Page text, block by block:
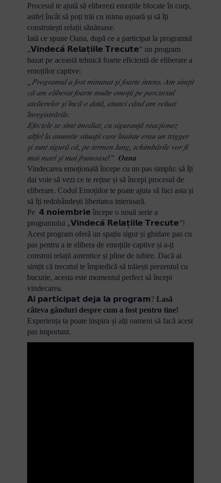
Procesul te ajută să eliberezi emoțiile blocate în corp,
astfel încât să poți trăi cu inima ușoară și să îți
construiești relații sănătoase.
Iată ce spune Oana, după ce a participat la programul
„𝗩𝗶𝗻𝗱𝗲𝗰𝗮̆ 𝗥𝗲𝗹𝗮𝘁̦𝗶𝗶𝗹𝗲 𝗧𝗿𝗲𝗰𝘂𝘁𝗲” un program
bazat pe această tehnică foarte eficientă de eliberare a
emoțiilor captive:
„𝑃𝑟𝑜𝑔𝑟𝑎𝑚𝑢𝑙 𝑎 𝑓𝑜𝑠𝑡 𝑚𝑖𝑛𝑢𝑛𝑎𝑡 𝑠̦𝑖 𝑓𝑜𝑎𝑟𝑡𝑒 𝑖𝑛𝑡𝑒𝑛𝑠. 𝐴𝑚 𝑠𝑖𝑚𝑡̦𝑖𝑡
𝑐𝑎̆ 𝑎𝑚 𝑒𝑙𝑖𝑏𝑒𝑟𝑎𝑡 𝑓𝑜𝑎𝑟𝑡𝑒 𝑚𝑢𝑙𝑡𝑒 𝑒𝑚𝑜𝑡̦𝑖𝑖 𝑝𝑒 𝑝𝑎𝑟𝑐𝑢𝑟𝑠𝑢𝑙
𝑎𝑡𝑒𝑙𝑖𝑒𝑟𝑒𝑙𝑜𝑟 𝑠̦𝑖 𝑖̂𝑛𝑐𝑎̆ 𝑜 𝑑𝑎𝑡𝑎̆, 𝑎𝑡𝑢𝑛𝑐𝑖 𝑐𝑎̂𝑛𝑑 𝑎𝑚 𝑟𝑒𝑙𝑢𝑎𝑡
𝑖̂𝑛𝑟𝑒𝑔𝑖𝑠𝑡𝑟𝑎̆𝑟𝑖𝑙𝑒.
𝐸𝑓𝑒𝑐𝑡𝑒𝑙𝑒 𝑠𝑒 𝑠𝑖𝑚𝑡 𝑖𝑚𝑒𝑑𝑖𝑎𝑡, 𝑐𝑢 𝑠𝑖𝑔𝑢𝑟𝑎𝑛𝑡̦𝑎̆ 𝑟𝑒𝑎𝑐𝑡̦𝑖𝑜𝑛𝑒𝑧
𝑎𝑙𝑡𝑓𝑒𝑙 𝑙𝑎 𝑎𝑛𝑢𝑚𝑖𝑡𝑒 𝑠𝑖𝑡𝑢𝑎𝑡̦𝑖𝑖 𝑐𝑎𝑟𝑒 𝑖̂𝑛𝑎𝑖𝑛𝑡𝑒 𝑒𝑟𝑎𝑢 𝑢𝑛 𝑡𝑟𝑖𝑔𝑔𝑒𝑟
𝑠̦𝑖 𝑠𝑢𝑛𝑡 𝑠𝑖𝑔𝑢𝑟𝑎̆ 𝑐𝑎̆, 𝑝𝑒 𝑡𝑒𝑟𝑚𝑒𝑛 𝑙𝑢𝑛𝑔, 𝑠𝑐ℎ𝑖𝑚𝑏𝑎̆𝑟𝑖𝑙𝑒 𝑣𝑜𝑟 𝑓𝑖
𝑚𝑎𝑖 𝑚𝑎𝑟𝑖 𝑠̦𝑖 𝑚𝑎𝑖 𝑓𝑟𝑢𝑚𝑜𝑎𝑠𝑒!” 𝑶𝒂𝒏𝒂
Vindecarea emoțională începe cu un pas simplu: să îți
dai voie să vezi ce te reține și să începi procesul de
eliberare. Codul Emoțiilor te poate ajuta să faci asta și
să îți redobândești libertatea interioară.
Pe 𝟰 𝗻𝗼𝗶𝗲𝗺𝗯𝗿𝗶𝗲 începe o nouă serie a
programului „𝗩𝗶𝗻𝗱𝗲𝗰𝗮̆ 𝗥𝗲𝗹𝗮𝘁̦𝗶𝗶𝗹𝗲 𝗧𝗿𝗲𝗰𝘂𝘁𝗲”!
Acest program oferă un spațiu sigur și ghidare pas cu
pas pentru a te elibera de emoțiile captive și a-ți
construi relații autentice și pline de iubire. Dacă ai
simțit că trecutul te împiedică să trăiești prezentul cu
bucurie, acesta este momentul perfect să începi
vindecarea.
𝗔𝗶 𝗽𝗮𝗿𝘁𝗶𝗰𝗶𝗽𝗮𝘁 𝗱𝗲𝗷𝗮 𝗹𝗮 𝗽𝗿𝗼𝗴𝗿𝗮𝗺? Lasă
câteva gânduri despre cum a fost pentru tine!
Experiența ta poate inspira și alți oameni să facă acest
pas important.